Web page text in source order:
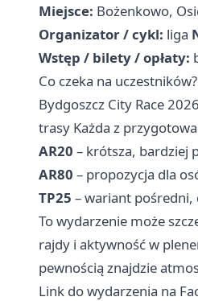
Miejsce: Bożenkowo,
Organizator / cykl: liga
Wstęp / bilety / opłaty:
Co czeka na uczestników?
Bydgoszcz City Race
trasy Każda z
AR20 – krótsza, bardziej
AR80 – propozycja dla
TP25 – wariant pośredni,
To wydarzenie może
rajdy i aktywność w
pewnością znajdzie
Link do wydarzenia na